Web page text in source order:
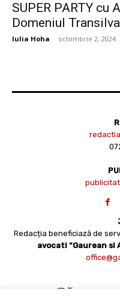
SUPER PARTY cu
Domeniul
Iulia Hoha - octombrie 2, 2024
Redacția beneficiază de
avocati “Gaurean si